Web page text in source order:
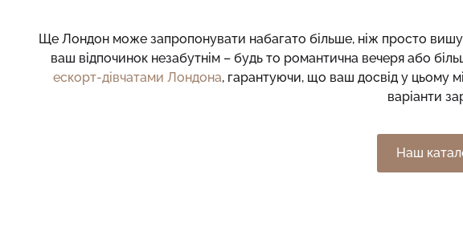
Ще Лондон може запропонувати набагато більше, ніж просто
ваш відпочинок незабутнім – будь то романтична вечеря або
ескорт-дівчатами Лондона, гарантуючи, що ваш досвід у цьому
варіанти
Наш